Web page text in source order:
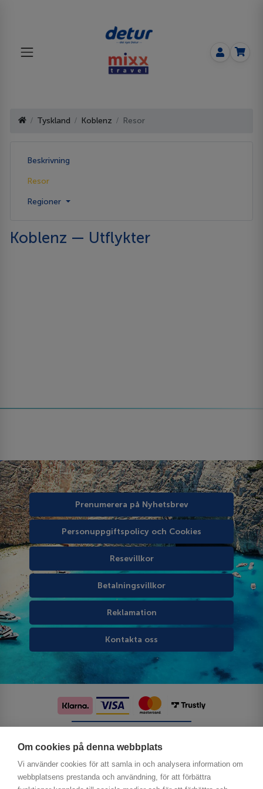
Om cookies på denna webbplats
Vi använder cookies för att samla in och analysera information om
webbplatsens prestanda och användning, för att förbättra
Tyskland Koblenz Resor
Beskrivning
Resor
Regioner
Koblenz — Utflykter
Prenumerera på Nyhetsbrev
Personuppgiftspolicy och Cookies
Resevillkor
Betalningsvillkor
Reklamation
Kontakta oss
Följ oss på sociala medier